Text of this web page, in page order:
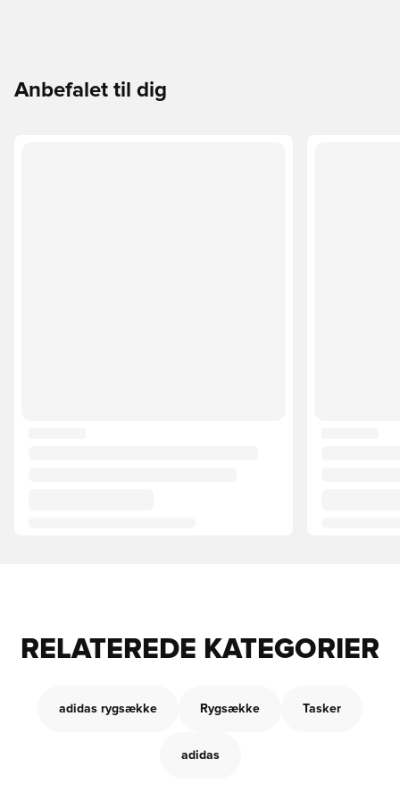
Anbefalet til dig
RELATEREDE KATEGORIER
adidas rygsække Rygsække Tasker
adidas